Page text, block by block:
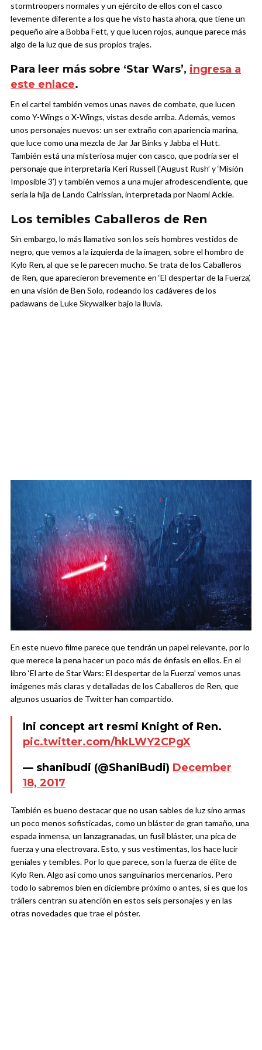
stormtroopers normales y un ejército de ellos con el casco
levemente diferente a los que he visto hasta ahora, que tiene un
pequeño aire a Bobba Fett, y que lucen rojos, aunque parece más
algo de la luz que de sus propios trajes.
Para leer más sobre ‘Star Wars’, ingresa a
este enlace.
En el cartel también vemos unas naves de combate, que lucen
como Y-Wings o X-Wings, vistas desde arriba. Además, vemos
unos personajes nuevos: un ser extraño con apariencia marina,
que luce como una mezcla de Jar Jar Binks y Jabba el Hutt.
También está una misteriosa mujer con casco, que podría ser el
personaje que interpretaría Keri Russell (‘August Rush’ y ‘Misión
Imposible 3’) y también vemos a una mujer afrodescendiente, que
sería la hija de Lando Calrissian, interpretada por Naomi Ackie.
Los temibles Caballeros de Ren
Sin embargo, lo más llamativo son los seis hombres vestidos de
negro, que vemos a la izquierda de la imagen, sobre el hombro de
Kylo Ren, al que se le parecen mucho. Se trata de los Caballeros
de Ren, que aparecieron brevemente en ‘El despertar de la Fuerza’,
en una visión de Ben Solo, rodeando los cadáveres de los
padawans de Luke Skywalker bajo la lluvia.
En este nuevo filme parece que tendrán un papel relevante, por lo
que merece la pena hacer un poco más de énfasis en ellos. En el
libro ‘El arte de Star Wars: El despertar de la Fuerza’ vemos unas
imágenes más claras y detalladas de los Caballeros de Ren, que
algunos usuarios de Twitter han compartido.
Ini concept art resmi Knight of Ren.
pic.twitter.com/hkLWY2CPgX
— shanibudi (@ShaniBudi) December
18, 2017
También es bueno destacar que no usan sables de luz sino armas
un poco menos sofisticadas, como un bláster de gran tamaño, una
espada inmensa, un lanzagranadas, un fusil bláster, una pica de
fuerza y una electrovara. Esto, y sus vestimentas, los hace lucir
geniales y temibles. Por lo que parece, son la fuerza de élite de
Kylo Ren. Algo así como unos sanguinarios mercenarios. Pero
todo lo sabremos bien en diciembre próximo o antes, si es que los
tráilers centran su atención en estos seis personajes y en las
otras novedades que trae el póster.